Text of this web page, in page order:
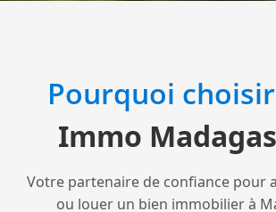
Pourquoi choisir
Immo
Votre partenaire de confiance pour
ou louer un bien immobilier à